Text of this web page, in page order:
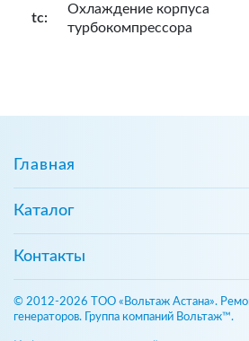
tc:
Охлаждение корпуса
турбокомпрессора
Главная
Каталог
Контакты
© 2012-2026 ТОО «Вольтаж Астана».
генераторов. Группа компаний Вольтаж™.